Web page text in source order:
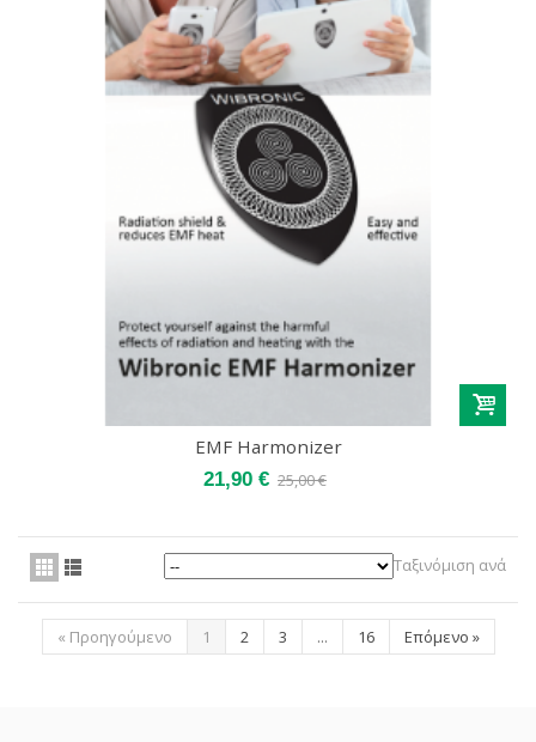
EMF Harmonizer
21,90 € 25,00 €
Ταξινόμιση ανά
« Προηγούμενο 1 2 3 ... 16 Επόμενο »